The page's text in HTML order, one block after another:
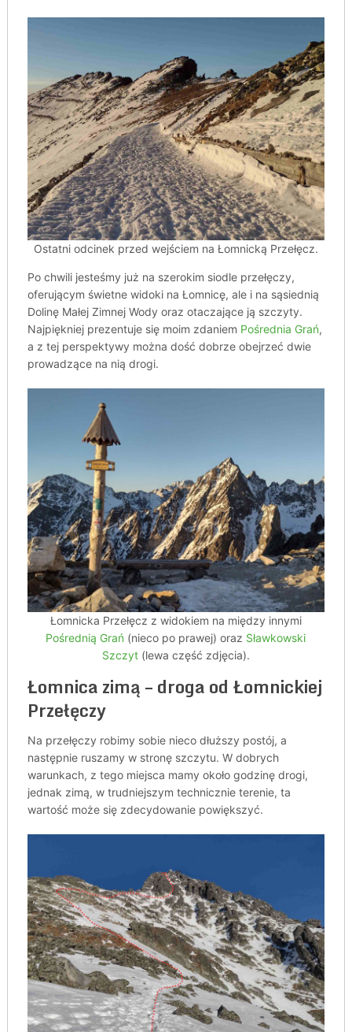
Ostatni odcinek przed wejściem na Łomnicką Przełęcz.
Po chwili jesteśmy już na szerokim siodle przełęczy,
oferującym świetne widoki na Łomnicę, ale i na sąsiednią
Dolinę Małej Zimnej Wody oraz otaczające ją szczyty.
Najpiękniej prezentuje się moim zdaniem Pośrednia Grań,
a z tej perspektywy można dość dobrze obejrzeć dwie
prowadzące na nią drogi.
Łomnicka Przełęcz z widokiem na między innymi
Pośrednią Grań (nieco po prawej) oraz Sławkowski
Szczyt(lewa część zdjęcia).
Łomnica zimą – droga od Łomnickiej
Przełęczy
Na przełęczy robimy sobie nieco dłuższy postój, a
następnie ruszamy w stronę szczytu. W dobrych
warunkach, z tego miejsca mamy około godzinę drogi,
jednak zimą, w trudniejszym technicznie terenie, ta
wartość może się zdecydowanie powiększyć.